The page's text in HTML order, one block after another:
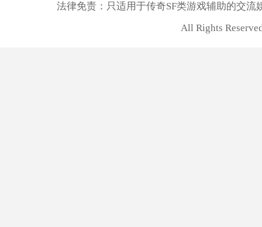
法律免责：只适用于传奇SF类游戏辅助的交
All Rights